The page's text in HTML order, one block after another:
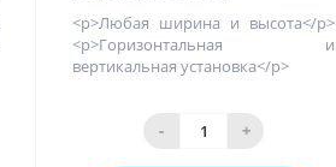
<p>Любая ширина и высота</p>
<p>Горизонтальная и
вертикальная установка</p>
- +